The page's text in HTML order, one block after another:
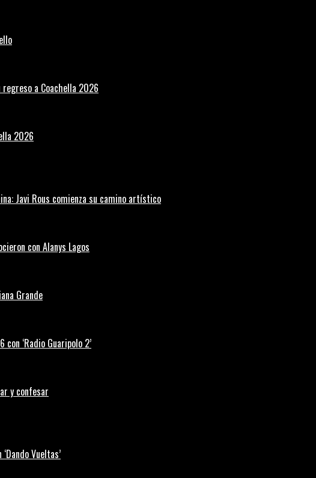
regreso a Coachella 2026
2026
Javi Rous comienza su camino artístico
con Alanys Lagos
Grande
‘Radio Guaripolo 2’
y confesar
Vueltas’